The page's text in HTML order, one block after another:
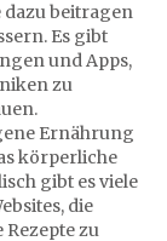
dazu beitragen
Es gibt
und Apps,
zu
Ernährung
körperliche
gibt es viele
die
zu